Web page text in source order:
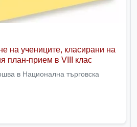
на учениците, класирани на
план-прием в VIII клас
в Национална търговска